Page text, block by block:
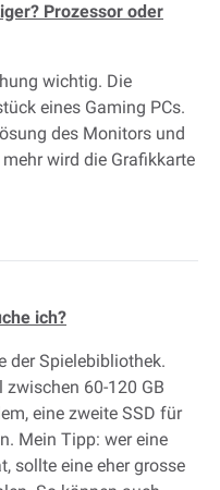
Prozessor oder
wichtig. Die
eines Gaming PCs.
des Monitors und
wird die Grafikkarte
ich?
der Spielebibliothek.
zwischen 60-120 GB
eine zweite SSD für
Mein Tipp: wer eine
sollte eine eher grosse